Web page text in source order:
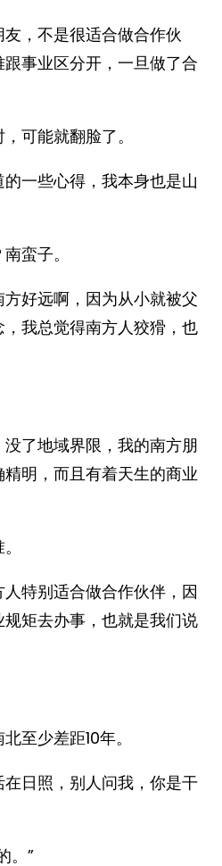
，不是很适合做合作伙
事业区分开，一旦做了合
可能就翻脸了。
一些心得，我本身也是山
蛮子。
好远啊，因为从小就被父
我总觉得南方人狡猾，也
了地域界限，我的南方朋
明，而且有着天生的商业
特别适合做合作伙伴，因
矩去办事，也就是我们说
至少差距10年。
日照，别人问我，你是干
。”